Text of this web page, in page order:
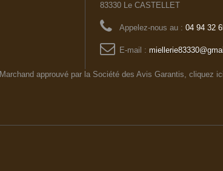
83330 Le CASTELLET
Appelez-nous au : 04 94 32
E-mail :
Marchand approuvé par la Société des Avis Garantis, cliquez